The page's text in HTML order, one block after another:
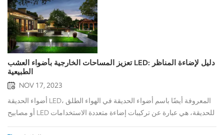
تعزيز المساحات الخارجية بأضواء العشب LED: دليل لإضاءة المناظر
الطبيعية
NOV 17, 2023
أضواء الحديقة LED، المعروفة أيضًا باسم أضواء الحديقة في الهواء الطلق
أو مصابيح LED للحديقة، هي عبارة عن تركيبات إضاءة متعددة الاستخدامات
مصممة خصيصًا لإضاءة المروج والحدائق والمناظر الطبيعية الخارجية